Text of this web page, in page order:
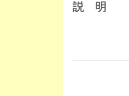
説 明